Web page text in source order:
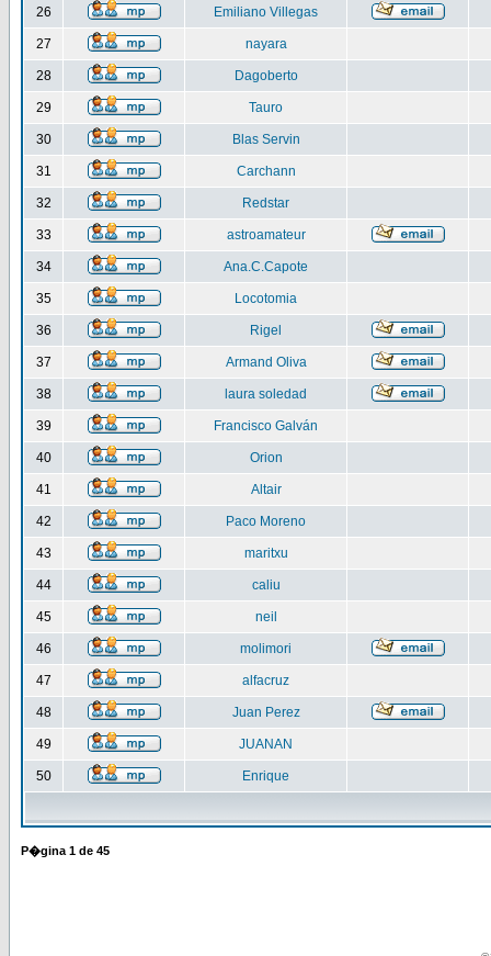
26 Emiliano Villegas
27 nayara
28 Dagoberto
29 Tauro
30 Blas Servin
31 Carchann
32 Redstar
33 astroamateur
34 Ana.C.Capote
35 Locotomia
36 Rigel
37 Armand Oliva
38 laura soledad
39 Francisco Galván
40 Orion
41 Altair
42 Paco Moreno
43 maritxu
44 caliu
45 neil
46 molimori
47 alfacruz
48 Juan Perez
49 JUANAN
50 Enrique
P�gina 1 de 45